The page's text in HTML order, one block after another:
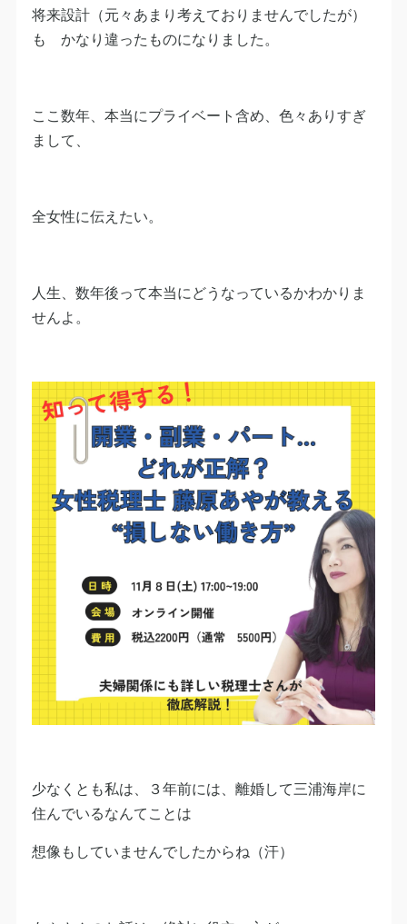
将来設計（元々あまり考えておりませんでしたが）
も かなり違ったものになりました。
ここ数年、本当にプライベート含め、色々ありすぎ
まして、
全女性に伝えたい。
人生、数年後って本当にどうなっているかわかりま
せんよ。
少なくとも私は、３年前には、離婚して三浦海岸に
住んでいるなんてことは
想像もしていませんでしたからね（汗）